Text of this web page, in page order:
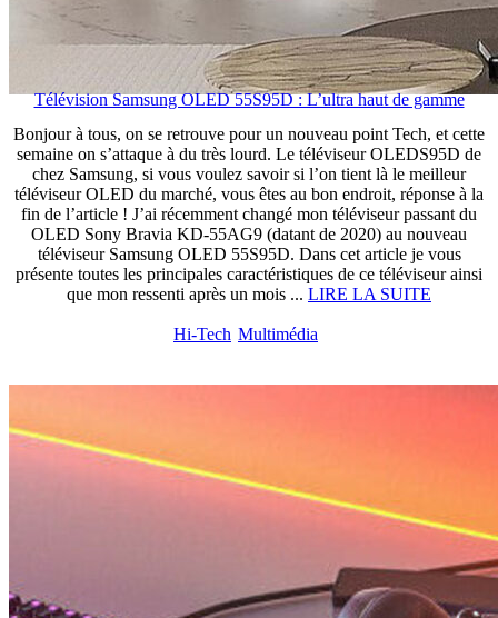
Télévision Samsung OLED 55S95D : L’ultra haut de gamme
Bonjour à tous, on se retrouve pour un nouveau point Tech, et cette
semaine on s’attaque à du très lourd. Le téléviseur OLEDS95D de
chez Samsung, si vous voulez savoir si l’on tient là le meilleur
téléviseur OLED du marché, vous êtes au bon endroit, réponse à la
fin de l’article ! J’ai récemment changé mon téléviseur passant du
OLED Sony Bravia KD-55AG9 (datant de 2020) au nouveau
téléviseur Samsung OLED 55S95D. Dans cet article je vous
présente toutes les principales caractéristiques de ce téléviseur ainsi
que mon ressenti après un mois ... LIRE LA SUITE
Hi-Tech Multimédia